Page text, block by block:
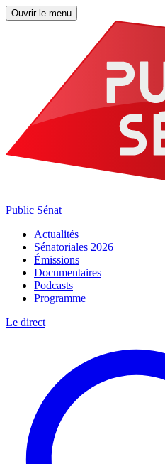
Ouvrir le menu
Public Sénat
Actualités
Sénatoriales 2026
Émissions
Documentaires
Podcasts
Programme
Le direct